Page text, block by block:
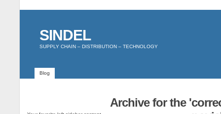
SINDEL
SUPPLY CHAIN – DISTRIBUTION – TECHNOLOGY
Blog
Archive for the